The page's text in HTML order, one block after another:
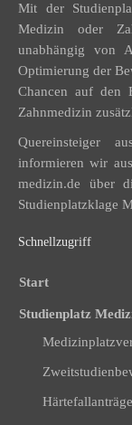
Mit der
Medizin oder
unabhängig von
Optimierung der
Chancen auf den
Zahnmedizin
Quereinsteiger
informieren wir
medizin.de über
Studienplatzklage
Schnellzugriff
Start
Studienplatz
Härtefallanträge